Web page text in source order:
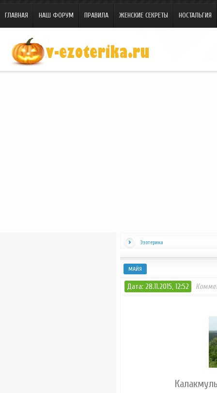
ГЛАВНАЯ НАШ ФОРУМ ПРАВИЛА ЖЕНСКИЕ СЕКРЕТЫ НОСТАЛЬГИЯ
Site.ru
Эзотерика
МАЙЯ
Дата: 28.11.2015, 12:52